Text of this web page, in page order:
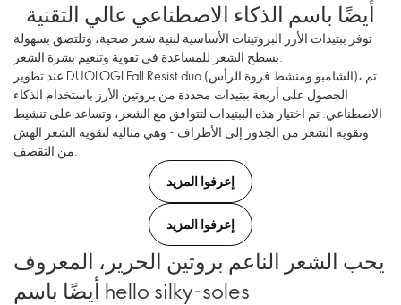
أيضًا باسم الذكاء الاصطناعي عالي التقنية
توفر ببتيدات الأرز البروتينات الأساسية لبنية شعر صحية، وتلتصق بسهولة
بسطح الشعر للمساعدة في تقوية وتنعيم بشرة الشعر.
عند تطوير DUOLOGI Fall Resist duo (الشامبو ومنشط فروة الرأس)، تم
الحصول على أربعة ببتيدات محددة من بروتين الأرز باستخدام الذكاء
الاصطناعي. تم اختيار هذه الببتيدات لتتوافق مع الشعر، وتساعد على تنشيط
وتقوية الشعر من الجذور إلى الأطراف - وهي مثالية لتقوية الشعر الهش
من التقصف.
إعرفوا المزيد
إعرفوا المزيد
يحب الشعر الناعم بروتين الحرير، المعروف
أيضًا باسم hello silky-soles